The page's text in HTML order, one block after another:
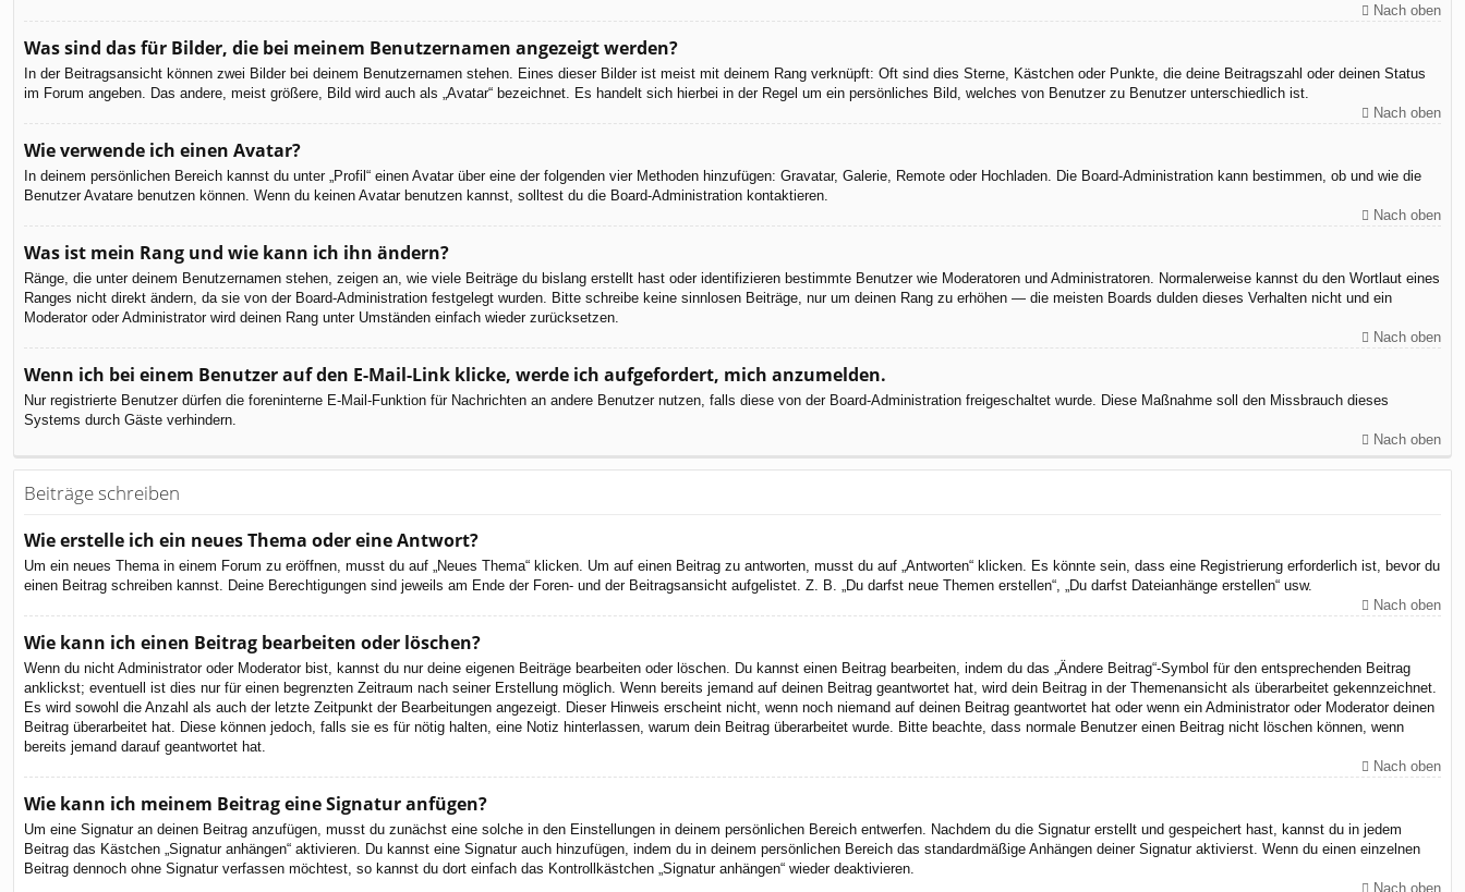
Nach oben
Was sind das für Bilder, die bei meinem Benutzernamen angezeigt werden?
In der Beitragsansicht können zwei Bilder bei deinem Benutzernamen stehen. Eines dieser Bilder ist meist mit deinem Rang verknüpft: Oft sind dies Sterne, Kästchen oder Punkte, die deine Beitragszahl oder deinen Status
im Forum angeben. Das andere, meist größere, Bild wird auch als „Avatar“ bezeichnet. Es handelt sich hierbei in der Regel um ein persönliches Bild, welches von Benutzer zu Benutzer unterschiedlich ist.
Nach oben
Wie verwende ich einen Avatar?
In deinem persönlichen Bereich kannst du unter „Profil“ einen Avatar über eine der folgenden vier Methoden hinzufügen: Gravatar, Galerie, Remote oder Hochladen. Die Board-Administration kann bestimmen, ob und wie die
Benutzer Avatare benutzen können. Wenn du keinen Avatar benutzen kannst, solltest du die Board-Administration kontaktieren.
Nach oben
Was ist mein Rang und wie kann ich ihn ändern?
Ränge, die unter deinem Benutzernamen stehen, zeigen an, wie viele Beiträge du bislang erstellt hast oder identifizieren bestimmte Benutzer wie Moderatoren und Administratoren. Normalerweise kannst du den Wortlaut eines
Ranges nicht direkt ändern, da sie von der Board-Administration festgelegt wurden. Bitte schreibe keine sinnlosen Beiträge, nur um deinen Rang zu erhöhen — die meisten Boards dulden dieses Verhalten nicht und ein
Moderator oder Administrator wird deinen Rang unter Umständen einfach wieder zurücksetzen.
Nach oben
Wenn ich bei einem Benutzer auf den E-Mail-Link klicke, werde ich aufgefordert, mich anzumelden.
Nur registrierte Benutzer dürfen die foreninterne E-Mail-Funktion für Nachrichten an andere Benutzer nutzen, falls diese von der Board-Administration freigeschaltet wurde. Diese Maßnahme soll den Missbrauch dieses
Systems durch Gäste verhindern.
Nach oben
Beiträge schreiben
Wie erstelle ich ein neues Thema oder eine Antwort?
Um ein neues Thema in einem Forum zu eröffnen, musst du auf „Neues Thema“ klicken. Um auf einen Beitrag zu antworten, musst du auf „Antworten“ klicken. Es könnte sein, dass eine Registrierung erforderlich ist, bevor du
einen Beitrag schreiben kannst. Deine Berechtigungen sind jeweils am Ende der Foren- und der Beitragsansicht aufgelistet. Z. B. „Du darfst neue Themen erstellen“, „Du darfst Dateianhänge erstellen“ usw.
Nach oben
Wie kann ich einen Beitrag bearbeiten oder löschen?
Wenn du nicht Administrator oder Moderator bist, kannst du nur deine eigenen Beiträge bearbeiten oder löschen. Du kannst einen Beitrag bearbeiten, indem du das „Ändere Beitrag“-Symbol für den entsprechenden Beitrag
anklickst; eventuell ist dies nur für einen begrenzten Zeitraum nach seiner Erstellung möglich. Wenn bereits jemand auf deinen Beitrag geantwortet hat, wird dein Beitrag in der Themenansicht als überarbeitet gekennzeichnet.
Es wird sowohl die Anzahl als auch der letzte Zeitpunkt der Bearbeitungen angezeigt. Dieser Hinweis erscheint nicht, wenn noch niemand auf deinen Beitrag geantwortet hat oder wenn ein Administrator oder Moderator deinen
Beitrag überarbeitet hat. Diese können jedoch, falls sie es für nötig halten, eine Notiz hinterlassen, warum dein Beitrag überarbeitet wurde. Bitte beachte, dass normale Benutzer einen Beitrag nicht löschen können, wenn
bereits jemand darauf geantwortet hat.
Nach oben
Wie kann ich meinem Beitrag eine Signatur anfügen?
Um eine Signatur an deinen Beitrag anzufügen, musst du zunächst eine solche in den Einstellungen in deinem persönlichen Bereich entwerfen. Nachdem du die Signatur erstellt und gespeichert hast, kannst du in jedem
Beitrag das Kästchen „Signatur anhängen“ aktivieren. Du kannst eine Signatur auch hinzufügen, indem du in deinem persönlichen Bereich das standardmäßige Anhängen deiner Signatur aktivierst. Wenn du einen einzelnen
Beitrag dennoch ohne Signatur verfassen möchtest, so kannst du dort einfach das Kontrollkästchen „Signatur anhängen“ wieder deaktivieren.
Nach oben